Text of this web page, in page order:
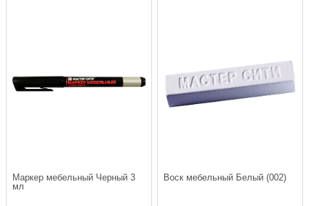
Маркер мебельный Черный 3
мл
Воск мебельный Белый (002)